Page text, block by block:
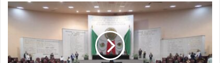
norte
de
Veracruz
¿REVOCACIÓN
CIUDADANA
O
CARRERA
OBSTÁCULOS?